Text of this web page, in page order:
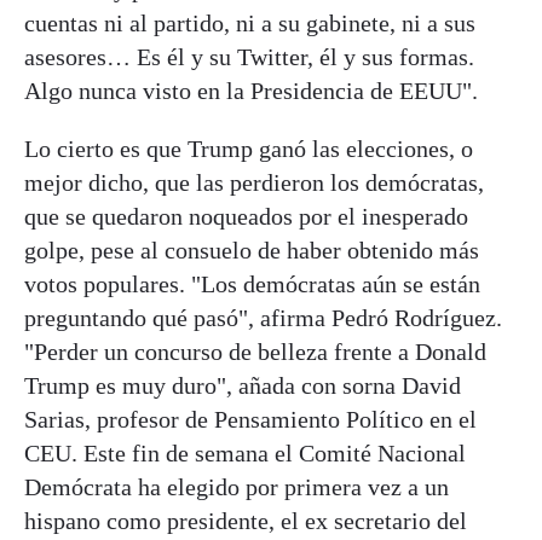
cuentas ni al partido, ni a su gabinete, ni a sus
asesores… Es él y su Twitter, él y sus formas.
Algo nunca visto en la Presidencia de EEUU".
Lo cierto es que Trump ganó las elecciones, o
mejor dicho, que las perdieron los demócratas,
que se quedaron noqueados por el inesperado
golpe, pese al consuelo de haber obtenido más
votos populares. "Los demócratas aún se están
preguntando qué pasó", afirma Pedró Rodríguez.
"Perder un concurso de belleza frente a Donald
Trump es muy duro", añada con sorna David
Sarias, profesor de Pensamiento Político en el
CEU. Este fin de semana el Comité Nacional
Demócrata ha elegido por primera vez a un
hispano como presidente, el ex secretario del